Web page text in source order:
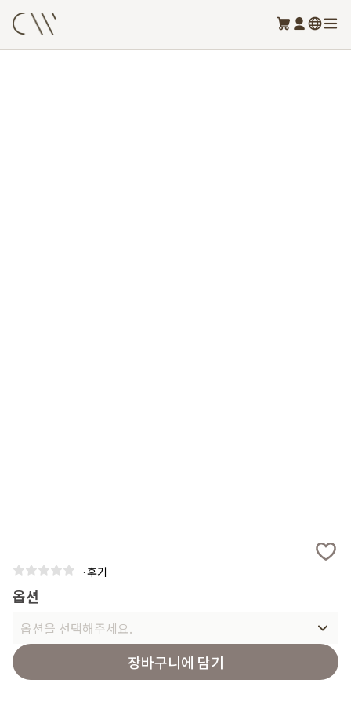
·후기
옵션
옵션을 선택해주세요.
장바구니에 담기